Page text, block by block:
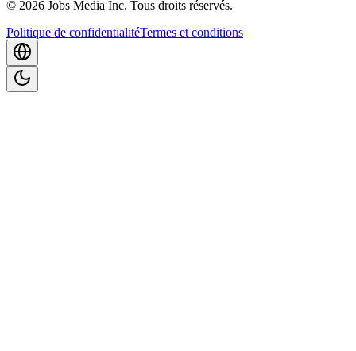
© 2026 Jobs Media Inc. Tous droits réservés.
Politique de confidentialitéTermes et conditions